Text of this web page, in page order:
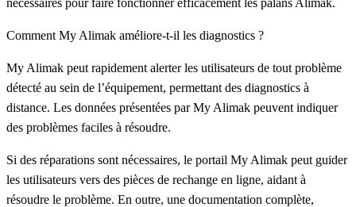
Comment My Alimak améliore-t-il les diagnostics ?
My Alimak peut rapidement alerter les utilisateurs de tout problème
détecté au sein de l’équipement, permettant des diagnostics à
distance. Les données présentées par My Alimak peuvent indiquer
des problèmes faciles à résoudre.
Si des réparations sont nécessaires, le portail My Alimak peut guider
les utilisateurs vers des pièces de rechange en ligne, aidant à
résoudre le problème. En outre, une documentation complète,